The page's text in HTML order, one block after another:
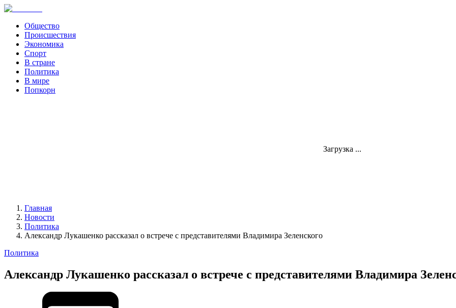
Общество
Происшествия
Экономика
Спорт
В стране
Политика
В мире
Попкорн
Загрузка ...
Главная
Новости
Политика
Александр Лукашенко рассказал о встрече с представителями Владимира Зеленского
Политика
Александр Лукашенко рассказал о встрече с представителями Владимира